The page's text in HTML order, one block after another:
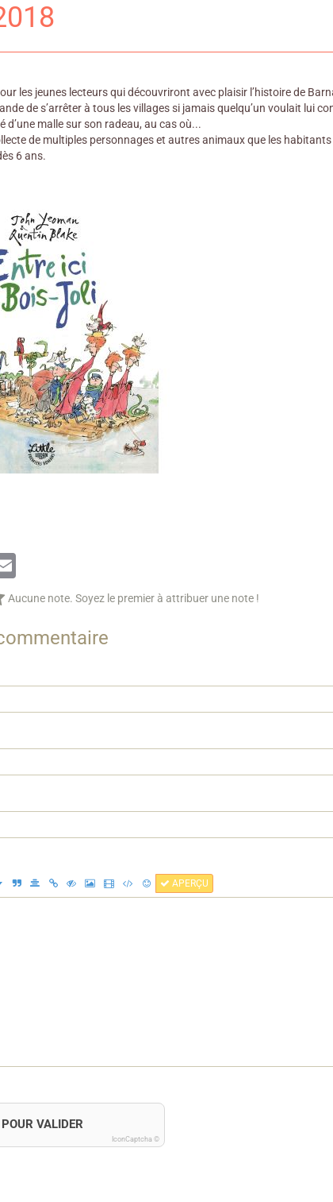
les jeunes lecteurs qui découvriront avec plaisir l’histoire de
de s’arrêter à tous les villages si jamais quelqu’un voulait lui
d’une malle sur son radeau, au cas où...
de multiples personnages et autres animaux que les
6 ans.
Aucune note. Soyez le premier à attribuer une note !
APERÇU
VALIDER
IconCaptcha ©